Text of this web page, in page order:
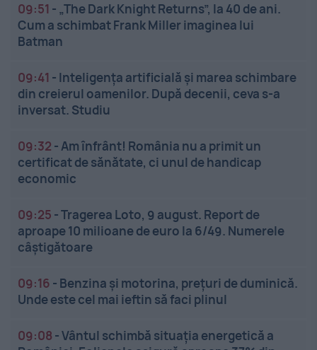
09:51 - „The Dark Knight Returns”, la 40 de ani.
Cum a schimbat Frank Miller imaginea lui
Batman
09:41 - Inteligența artificială și marea schimbare
din creierul oamenilor. După decenii, ceva s-a
inversat. Studiu
09:32 -Am înfrânt! România nu a primit un
certificat de sănătate, ci unul de handicap
economic
09:25 -Tragerea Loto, 9 august. Report de
aproape 10 milioane de euro la 6/49. Numerele
câștigătoare
09:16 - Benzina și motorina, prețuri de duminică.
Unde este cel mai ieftin să faci plinul
09:08 -Vântul schimbă situația energetică a